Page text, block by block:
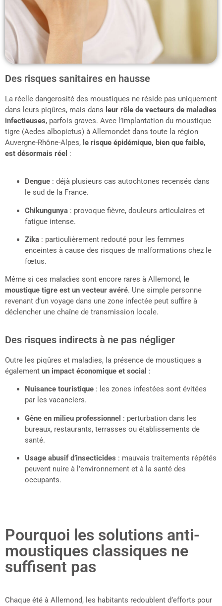
Des risques sanitaires en hausse
La réelle dangerosité des moustiques ne réside pas uniquement
dans leurs piqûres, mais dans leur rôle de vecteurs de maladies
infectieuses, parfois graves. Avec l’implantation du moustique
tigre (Aedes albopictus) à Allemondet dans toute la région
Auvergne-Rhône-Alpes, le risque épidémique, bien que faible,
est désormais réel :
Dengue : déjà plusieurs cas autochtones recensés dans
le sud de la France.
Chikungunya : provoque fièvre, douleurs articulaires et
fatigue intense.
Zika : particulièrement redouté pour les femmes
enceintes à cause des risques de malformations chez le
fœtus.
Même si ces maladies sont encore rares à Allemond, le
moustique tigre est un vecteur avéré. Une simple personne
revenant d’un voyage dans une zone infectée peut suffire à
déclencher une chaîne de transmission locale.
Des risques indirects à ne pas négliger
Outre les piqûres et maladies, la présence de moustiques a
également un impact économique et social :
Nuisance touristique : les zones infestées sont évitées
par les vacanciers.
Gêne en milieu professionnel : perturbation dans les
bureaux, restaurants, terrasses ou établissements de
santé.
Usage abusif d’insecticides : mauvais traitements répétés
peuvent nuire à l’environnement et à la santé des
occupants.
Pourquoi les solutions anti-
moustiques classiques ne
suffisent pas
Chaque été à Allemond, les habitants redoublent d’efforts pour